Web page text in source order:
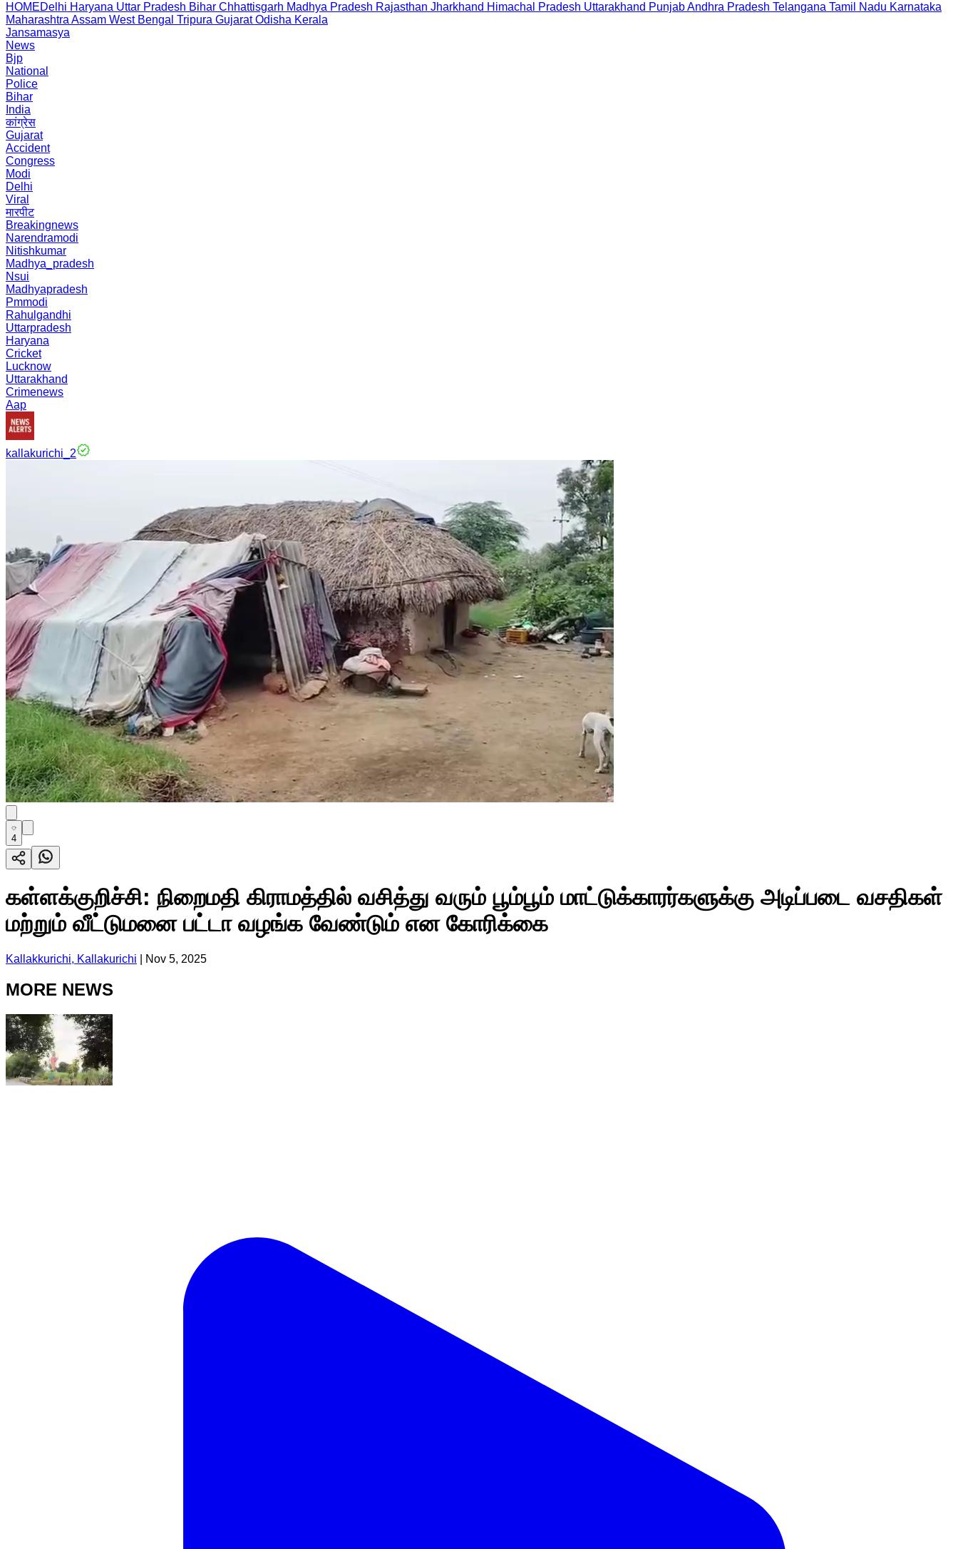
HOMEDelhi Haryana Uttar Pradesh Bihar Chhattisgarh Madhya Pradesh Rajasthan Jharkhand Himachal Pradesh Uttarakhand PunjabAndhra Pradesh Telangana Tamil Nadu Karnataka
Maharashtra Assam West Bengal Tripura Gujarat Odisha Kerala
Jansamasya
News
Bjp
National
Police
Bihar
India
कांग्रेस
Gujarat
Accident
Congress
Modi
Delhi
Viral
मारपीट
Breakingnews
Narendramodi
Nitishkumar
Madhya_pradesh
Nsui
Madhyapradesh
Pmmodi
Rahulgandhi
Uttarpradesh
Haryana
Cricket
Lucknow
Uttarakhand
Crimenews
Aap
kallakurichi_2
4
கள்ளக்குறிச்சி: நிறைமதி கிராமத்தில் வசித்து வரும் பூம்பூம் மாட்டுக்காரர்களுக்கு அடிப்படை வசதிகள்
மற்றும் வீட்டுமனை பட்டா வழங்க வேண்டும் என கோரிக்கை
Kallakkurichi, Kallakurichi Nov 5, 2025
MORE NEWS